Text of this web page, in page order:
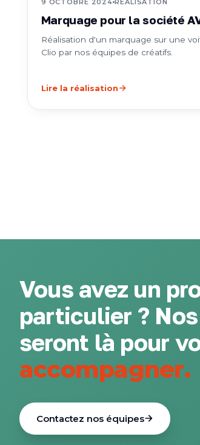
9 OCTOBRE 2024 RÉALISATION
Marquage pour la société
Réalisation d'un marquage sur une
Clio par nos équipes de créatifs.
Lire la réalisation
Vous avez un
particulier ?
seront là pour
accompagner.
Contactez nos équipes